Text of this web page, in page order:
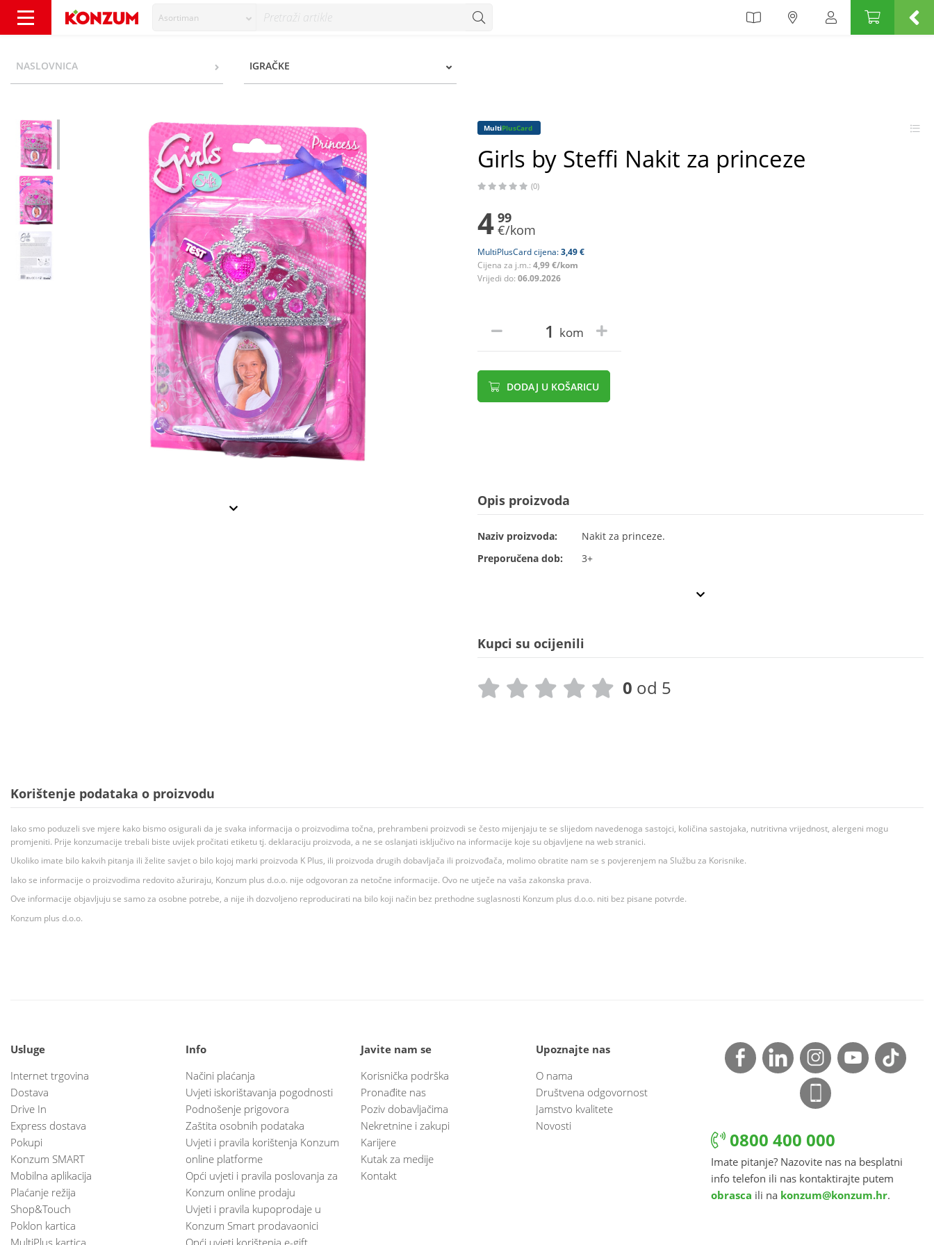
Asortiman
NASLOVNICA IGRAČKE
MultiPlusCard
Girls by Steffi Nakit za princeze
(0)
4 99
€/kom
MultiPlusCard cijena:3,49 €
Cijena za j.m.: 4,99 €/kom
Vrijedi do: 06.09.2026
kom
DODAJ U KOŠARICU
Opis proizvoda
Naziv proizvoda:
Nakit za princeze.
Preporučena dob:
3+
Kupci su ocijenili
0 od 5
Korištenje podataka o proizvodu
Iako smo poduzeli sve mjere kako bismo osigurali da je svaka informacija o proizvodima točna, prehrambeni proizvodi se često mijenjaju te se slijedom navedenoga sastojci, količina sastojaka, nutritivna vrijednost, alergeni mogu
promjeniti. Prije konzumacije trebali biste uvijek pročitati etiketu tj. deklaraciju proizvoda, a ne se oslanjati isključivo na informacije koje su objavljene na web stranici.
Ukoliko imate bilo kakvih pitanja ili želite savjet o bilo kojoj marki proizvoda K Plus, ili proizvoda drugih dobavljača ili proizvođača, molimo obratite nam se s povjerenjem na Službu za Korisnike.
Iako se informacije o proizvodima redovito ažuriraju, Konzum plus d.o.o. nije odgovoran za netočne informacije. Ovo ne utječe na vaša zakonska prava.
Ove informacije objavljuju se samo za osobne potrebe, a nije ih dozvoljeno reproducirati na bilo koji način bez prethodne suglasnosti Konzum plus d.o.o. niti bez pisane potvrde.
Konzum plus d.o.o.
Usluge
Internet trgovina
Dostava
Drive In
Express dostava
Pokupi
Konzum SMART
Mobilna aplikacija
Plaćanje režija
Shop&Touch
Poklon kartica
MultiPlus kartica
Info
Načini plaćanja
Uvjeti iskorištavanja pogodnosti
Podnošenje prigovora
Zaštita osobnih podataka
Uvjeti i pravila korištenja Konzum
online platforme
Opći uvjeti i pravila poslovanja za
Konzum online prodaju
Uvjeti i pravila kupoprodaje u
Konzum Smart prodavaonici
Opći uvjeti korištenja e-gift
Javite nam se
Korisnička podrška
Pronađite nas
Poziv dobavljačima
Nekretnine i zakupi
Karijere
Kutak za medije
Kontakt
Upoznajte nas
O nama
Društvena odgovornost
Jamstvo kvalitete
Novosti
0800 400 000
Imate pitanje? Nazovite nas na besplatni
info telefon ili nas kontaktirajte putem
obrasca ili na konzum@konzum.hr.